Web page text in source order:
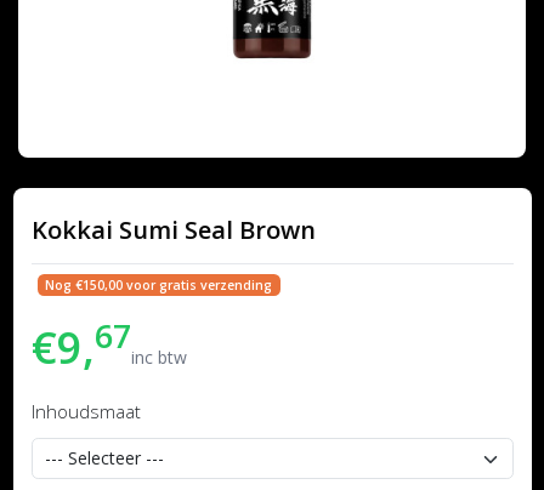
Kokkai Sumi Seal Brown
Nog €150,00 voor gratis verzending
€9,67inc btw
Inhoudsmaat